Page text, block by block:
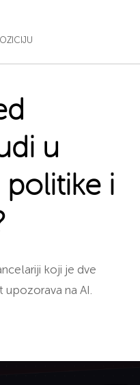
u
i
koji je dve
na AI.